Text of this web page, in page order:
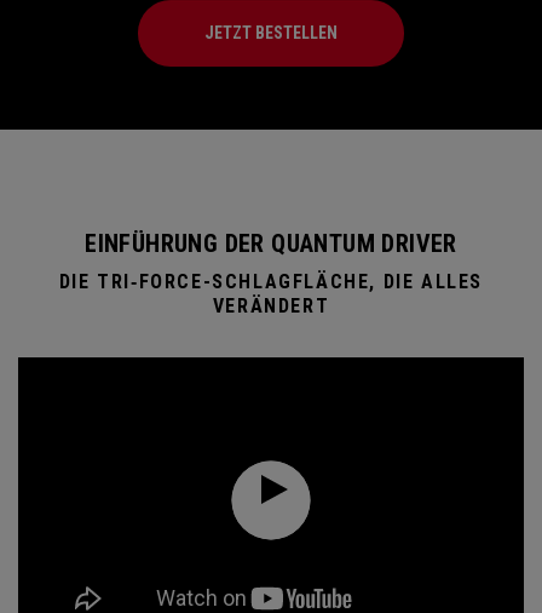
JETZT BESTELLEN
EINFÜHRUNG DER QUANTUM DRIVER
DIE TRI‑FORCE-SCHLAGFLÄCHE, DIE ALLES
VERÄNDERT